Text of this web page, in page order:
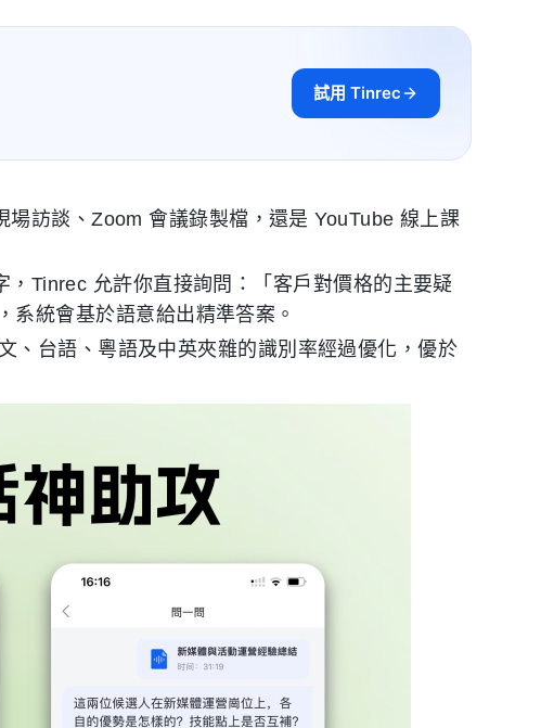
試用 Tinrec
場訪談、Zoom 會議錄製檔，還是 YouTube 線上課
，Tinrec 允許你直接詢問：「客戶對價格的主要疑
系統會基於語意給出精準答案。
、台語、粵語及中英夾雜的識別率經過優化，優於